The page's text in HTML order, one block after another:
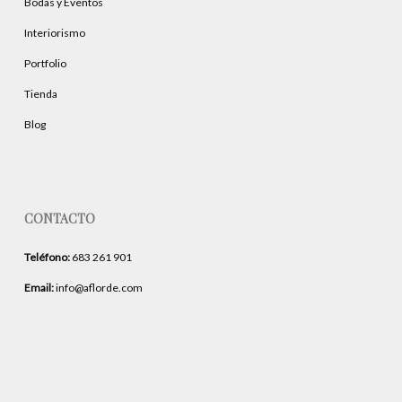
Interiorismo
Portfolio
Tienda
Blog
CONTACTO
Teléfono:683 261 901
Email:info@aflorde.com